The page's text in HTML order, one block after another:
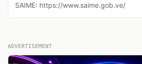
SAIME: https://www.saime.gob.ve/
ADVERTISEMENT